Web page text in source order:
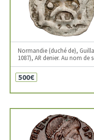
Normandie (duché de),
1087), AR denier. Au nom de
500€